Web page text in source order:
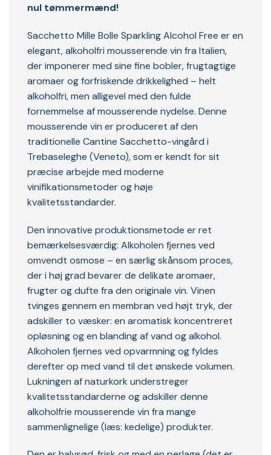
nul tømmermænd!
Sacchetto Mille Bolle Sparkling Alcohol Free er en
elegant, alkoholfri mousserende vin fra Italien,
der imponerer med sine fine bobler, frugtagtige
aromaer og forfriskende drikkelighed – helt
alkoholfri, men alligevel med den fulde
fornemmelse af mousserende nydelse. Denne
mousserende vin er produceret af den
traditionelle Cantine Sacchetto-vingård i
Trebaseleghe (Veneto), som er kendt for sit
præcise arbejde med moderne
vinifikationsmetoder og høje
kvalitetsstandarder.
Den innovative produktionsmetode er ret
bemærkelsesværdig: Alkoholen fjernes ved
omvendt osmose – en særlig skånsom proces,
der i høj grad bevarer de delikate aromaer,
frugter og dufte fra den originale vin. Vinen
tvinges gennem en membran ved højt tryk, der
adskiller to væsker: en aromatisk koncentreret
opløsning og en blanding af vand og alkohol.
Alkoholen fjernes ved opvarmning og fyldes
derefter op med vand til det ønskede volumen.
Lukningen af naturkork understreger
kvalitetsstandarderne og adskiller denne
alkoholfrie mousserende vin fra mange
sammenlignelige (læs: kedelige) produkter.